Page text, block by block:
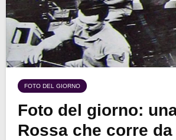
FOTO DEL GIORNO
Foto del giorno:
Rossa che corre